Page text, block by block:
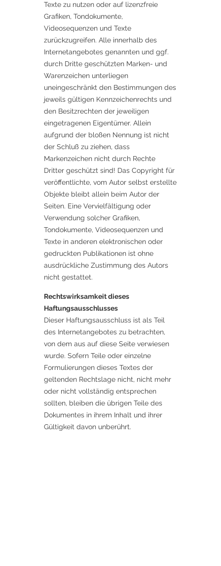
Texte zu nutzen oder auf lizenzfreie
Grafiken, Tondokumente,
Videosequenzen und Texte
zurückzugreifen. Alle innerhalb des
Internetangebotes genannten und ggf.
durch Dritte geschützten Marken- und
Warenzeichen unterliegen
uneingeschränkt den Bestimmungen des
jeweils gültigen Kennzeichenrechts und
den Besitzrechten der jeweiligen
eingetragenen Eigentümer. Allein
aufgrund der bloßen Nennung ist nicht
der Schluß zu ziehen, dass
Markenzeichen nicht durch Rechte
Dritter geschützt sind! Das Copyright für
veröffentlichte, vom Autor selbst erstellte
Objekte bleibt allein beim Autor der
Seiten. Eine Vervielfältigung oder
Verwendung solcher Grafiken,
Tondokumente, Videosequenzen und
Texte in anderen elektronischen oder
gedruckten Publikationen ist ohne
ausdrückliche Zustimmung des Autors
nicht gestattet.
Rechtswirksamkeit dieses
Haftungsausschlusses
Dieser Haftungsausschluss ist als Teil
des Internetangebotes zu betrachten,
von dem aus auf diese Seite verwiesen
wurde. Sofern Teile oder einzelne
Formulierungen dieses Textes der
geltenden Rechtslage nicht, nicht mehr
oder nicht vollständig entsprechen
sollten, bleiben die übrigen Teile des
Dokumentes in ihrem Inhalt und ihrer
Gültigkeit davon unberührt.